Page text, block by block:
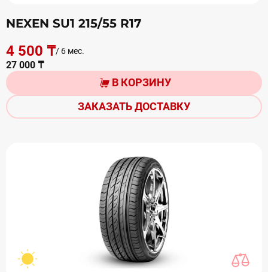
NEXEN SU1 215/55 R17
4 500 ₸/ 6 мес.
27 000 ₸
В КОРЗИНУ
ЗАКАЗАТЬ ДОСТАВКУ